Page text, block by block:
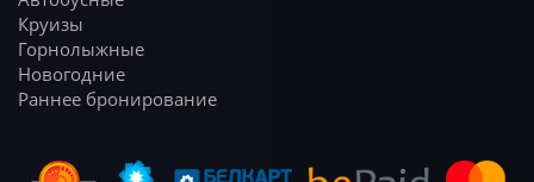
Круизы
Горнолыжные
Новогодние
Раннее бронирование